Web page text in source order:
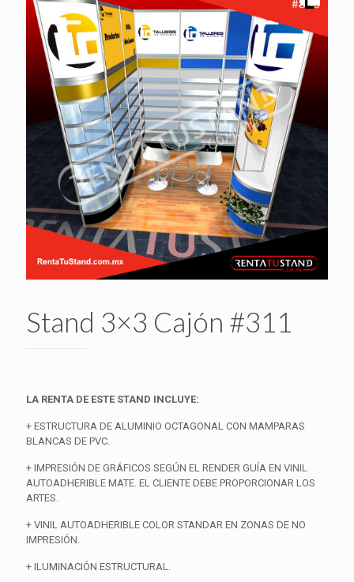
Stand 3×3 Cajón #311
LA RENTA DE ESTE STAND INCLUYE:
+ ESTRUCTURA DE ALUMINIO OCTAGONAL CON MAMPARAS
BLANCAS DE PVC.
+ IMPRESIÓN DE GRÁFICOS SEGÚN EL RENDER GUÍA EN VINIL
AUTOADHERIBLE MATE. EL CLIENTE DEBE PROPORCIONAR LOS
ARTES.
+ VINIL AUTOADHERIBLE COLOR STANDAR EN ZONAS DE NO
IMPRESIÓN.
+ ILUMINACIÓN ESTRUCTURAL.